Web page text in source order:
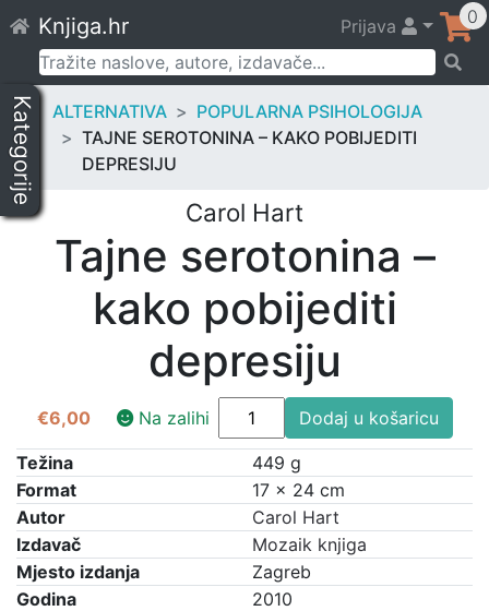
to
content
Knjiga.hr Prijava 0
Pretraži:
Kategorije ALTERNATIVA
POPULARNA PSIHOLOGIJA
TAJNE SEROTONINA – KAKO POBIJEDITI
DEPRESIJU
Carol Hart
Tajne serotonina –
kako pobijediti
depresiju
€6,00 Na zalihi
Tajne
serotonina
kako
pobijediti
depresiju
količina
Dodaj u košaricu
Težina
449 g
Format
17 × 24 cm
Autor
Carol Hart
Izdavač
Mozaik knjiga
Mjesto izdanja
Zagreb
Godina
2010